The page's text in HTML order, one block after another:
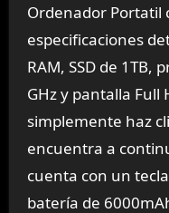
Ordenador Portatil
especificaciones
RAM, SSD de 1TB,
GHz y pantalla Full
simplemente haz
encuentra a
cuenta con un
batería de